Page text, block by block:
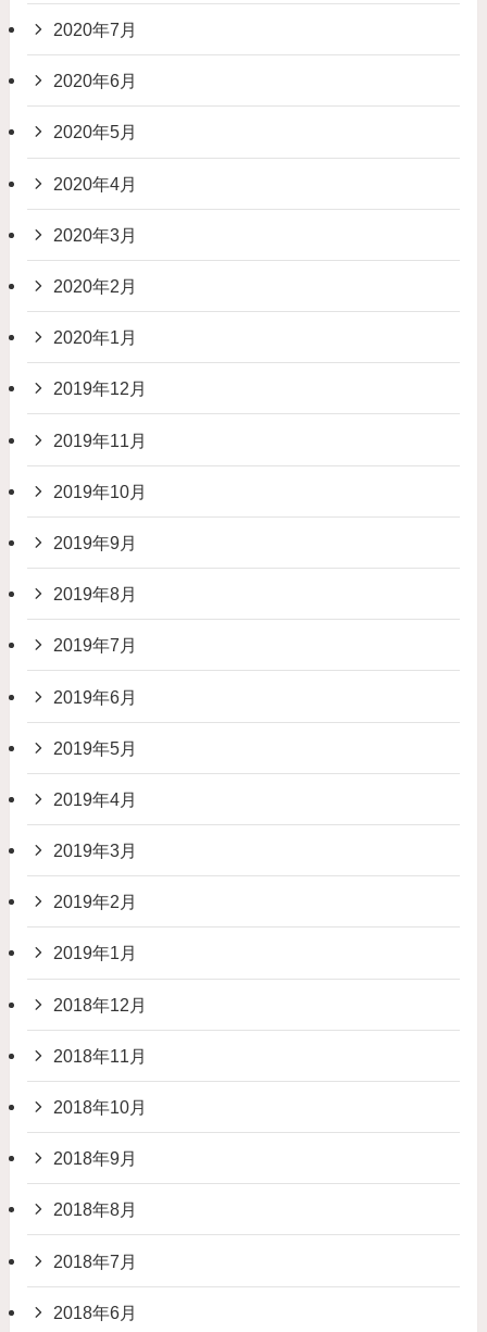
2020年7月
2020年6月
2020年5月
2020年4月
2020年3月
2020年2月
2020年1月
2019年12月
2019年11月
2019年10月
2019年9月
2019年8月
2019年7月
2019年6月
2019年5月
2019年4月
2019年3月
2019年2月
2019年1月
2018年12月
2018年11月
2018年10月
2018年9月
2018年8月
2018年7月
2018年6月